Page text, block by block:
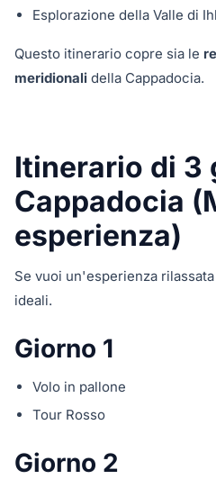
Esplorazione della Valle di
Questo itinerario copre sia le
meridionali della Cappadocia.
Itinerario di 3
Cappadocia
esperienza)
Se vuoi un'esperienza
ideali.
Giorno 1
Volo in pallone
Tour Rosso
Giorno 2